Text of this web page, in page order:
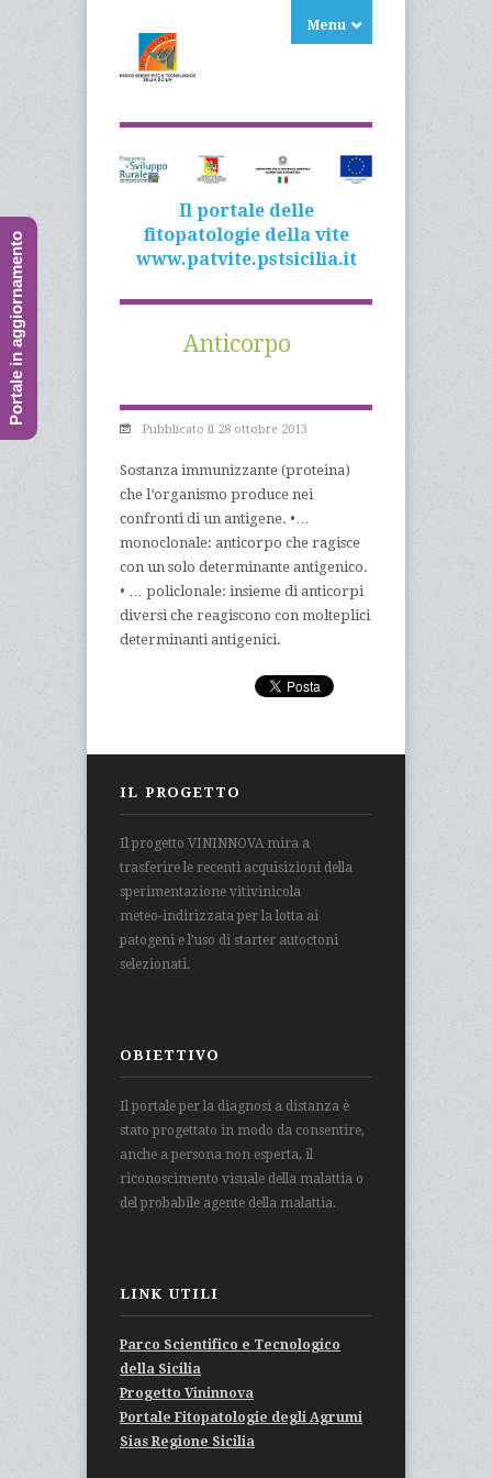
Menu
Il portale delle
fitopatologie della vite
www.patvite.pstsicilia.it
Anticorpo
Pubblicato il 28 ottobre 2013
Sostanza immunizzante (proteina)
che l’organismo produce nei
confronti di un antigene. •…
monoclonale: anticorpo che ragisce
con un solo determinante antigenico.
• … policlonale: insieme di anticorpi
diversi che reagiscono con molteplici
determinanti antigenici.
IL PROGETTO
Il progetto VININNOVA mira a
trasferire le recenti acquisizioni della
sperimentazione vitivinicola
meteo-indirizzata per la lotta ai
patogeni e l’uso di starter autoctoni
selezionati.
OBIETTIVO
Il portale per la diagnosi a distanza è
stato progettato in modo da consentire,
anche a persona non esperta, il
riconoscimento visuale della malattia o
del probabile agente della malattia.
LINK UTILI
Parco Scientifico e Tecnologico
della Sicilia
Progetto Vininnova
Portale Fitopatologie degli Agrumi
Sias Regione Sicilia
Portale in aggiornamento